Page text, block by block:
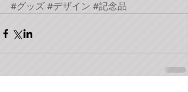
#グッズ #デザイン #記念品